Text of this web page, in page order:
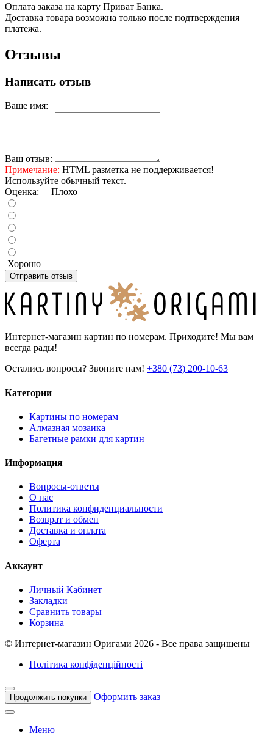
Оплата заказа на карту Приват Банка.
Доставка товара возможна только после подтверждения
платежа.
Отзывы
Написать отзыв
Ваше имя:
Ваш отзыв:
Примечание: HTML разметка не поддерживается!
Используйте обычный текст.
Оценка: Плохо
Хорошо
Отправить отзыв
Интернет-магазин картин по номерам. Приходите! Мы вам
всегда рады!
Остались вопросы? Звоните нам! +380 (73) 200-10-63
Категории
Картины по номерам
Алмазная мозаика
Багетные рамки для картин
Информация
Вопросы-ответы
О нас
Политика конфиденциальности
Возврат и обмен
Доставка и оплата
Оферта
Аккаунт
Личный Кабинет
Закладки
Сравнить товары
Корзина
© Интернет-магазин Оригами 2026 - Все права защищены |
Політика конфіденційності
Продолжить покупки Оформить заказ
Меню